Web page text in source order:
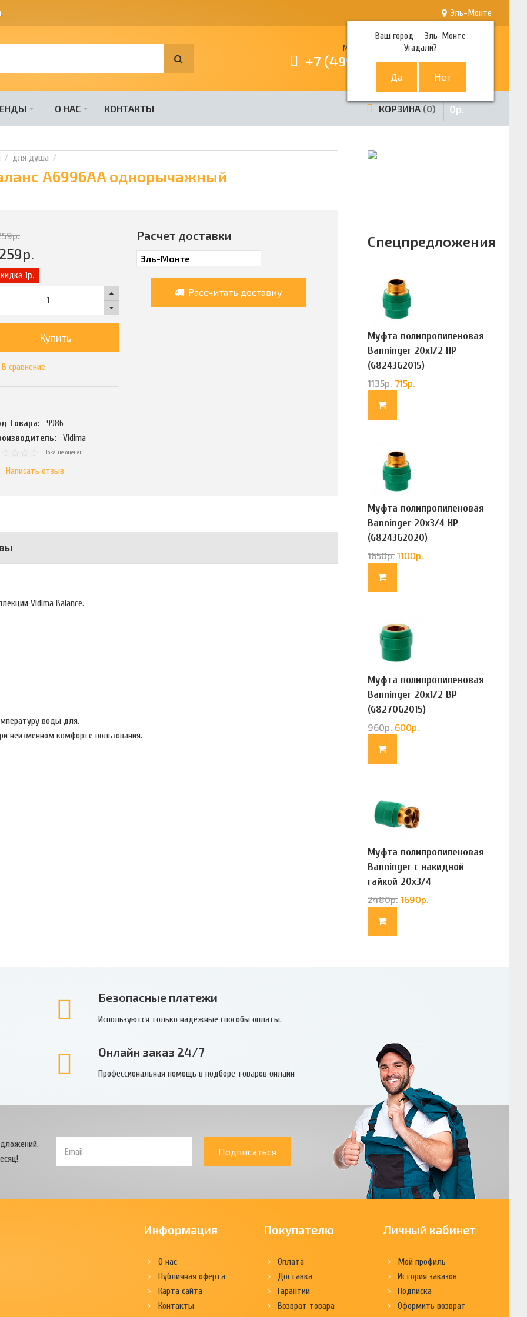
. Эль-Монте
Ваш город —Эль-Монте
Угадали?
Многоканальный телефон
+7 (499) 380-80-80
О НАС КОНТАКТЫ КОРЗИНА 0 0р.
для душа
A6996AA однорычажный
р.
р.
1р.
Купить
В сравнение
Товара:
9986
Vidima
Пока не оценен
Написать отзыв
Расчет доставки
Рассчитать доставку
Vidima Balance.
воды для.
неизменном комфорте пользования.
Спецпредложения
Муфта полипропиленовая
Banninger 20х1/2 НР
(G8243G2015)
1135р. 715р.
Муфта полипропиленовая
Banninger 20х3/4 НР
(G8243G2020)
1650р. 1100р.
Муфта полипропиленовая
Banninger 20х1/2 ВР
(G8270G2015)
960р. 600р.
Муфта полипропиленовая
Banninger с накидной
гайкой 20х3/4
(G83322020)
2480р. 1690р.
Безопасные платежи
Используются только надежные способы оплаты.
Онлайн заказ 24/7
Профессиональная помощь в подборе товаров онлайн
Подписаться
Информация
О нас
Публичная оферта
Карта сайта
Контакты
Покупателю
Оплата
Доставка
Гарантии
Возврат товара
Личный кабинет
Мой профиль
История заказов
Подписка
Оформить возврат